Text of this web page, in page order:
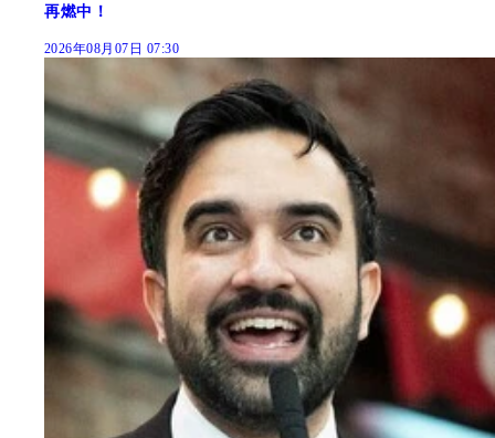
再燃中！
2026年08月07日 07:30